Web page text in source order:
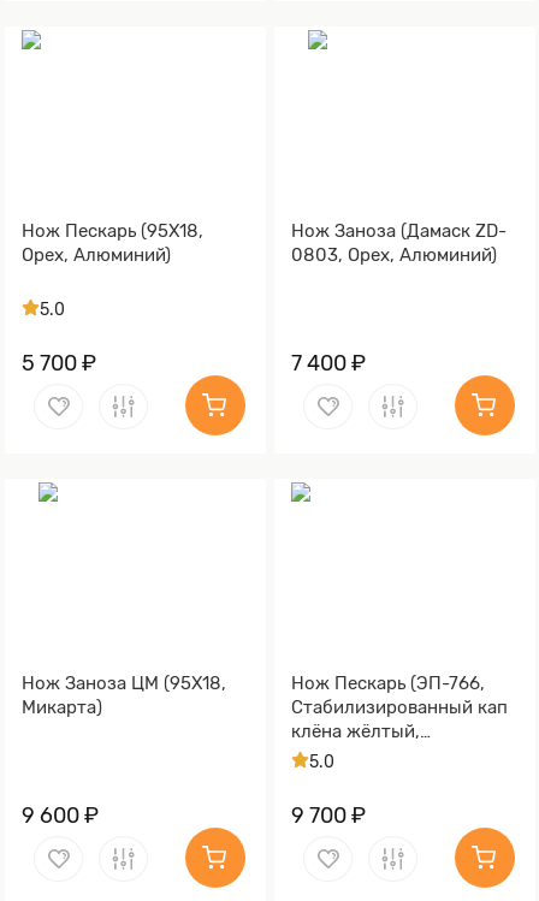
Нож Пескарь (95Х18,
Орех, Алюминий)
5.0
5 700 ₽
Нож Заноза (Дамаск ZD-
0803, Орех, Алюминий)
7 400 ₽
Нож Заноза ЦМ (95Х18,
Микарта)
9 600 ₽
Нож Пескарь (ЭП-766,
Стабилизированный кап
клёна жёлтый,
Алюминий)
5.0
9 700 ₽